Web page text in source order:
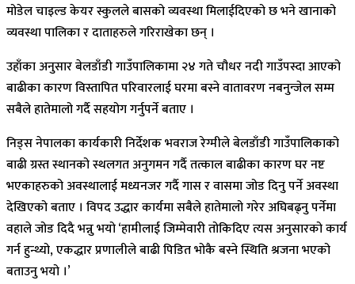
मोडेल चाइल्ड केयर स्कुलले बासको व्यवस्था मिलाईदिएको छ भने खानाको
व्यवस्था पालिका र दाताहरुले गरिराखेका छन् ।
उहाँका अनुसार बेलडाँडी गाउँपालिकामा २४ गते चौधर नदी गाउँपस्दा आएको
बाढीका कारण विस्तापित परिवारलाई घरमा बस्ने वातावरण नबनुन्जेल सम्म
सबैले हातेमालो गर्दै सहयोग गर्नुपर्ने बताए ।
निड्स नेपालका कार्यकारी निर्देशक भवराज रेग्मीले बेलडाँडी गाउँपालिकाको
बाढी ग्रस्त स्थानको स्थलगत अनुगमन गर्दै तत्काल बाढीका कारण घर नष्ट
भएकाहरुको अवस्थालाई मध्यनजर गर्दै गास र वासमा जोड दिनु पर्ने अवस्था
देखिएको बताए । विपद उद्धार कार्यमा सबैले हातेमालो गरेर अघिबढ्नु पर्नेमा
वहाले जोड दिदै भन्नु भयो ‘हामीलाई जिम्मेवारी तोकिदिए त्यस अनुसारको कार्य
गर्न हुन्थ्यो, एकद्धार प्रणालीले बाढी पिडित भोकै बस्ने स्थिति श्रजना भएको
बताउनु भयो ।’